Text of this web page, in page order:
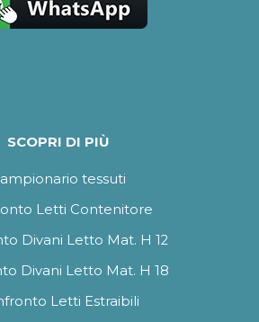
SCOPRI DI PIÙ
tessuti
Letti Contenitore
Divani Letto Mat. H 12
Divani Letto Mat. H 18
Letti Estraibili